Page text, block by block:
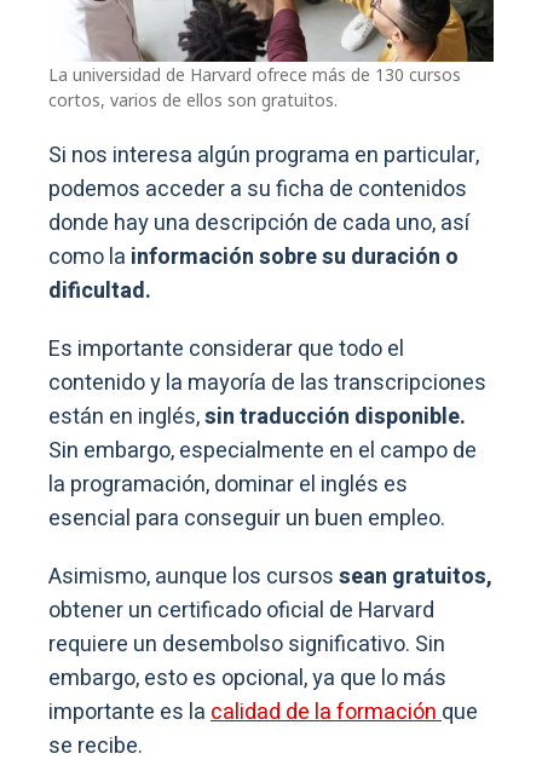
La universidad de Harvard ofrece más de 130 cursos
cortos, varios de ellos son gratuitos.
Si nos interesa algún programa en particular,
podemos acceder a su ficha de contenidos
donde hay una descripción de cada uno, así
como la información sobre su duración o
dificultad.
Es importante considerar que todo el
contenido y la mayoría de las transcripciones
están en inglés,sin traducción disponible.
Sin embargo, especialmente en el campo de
la programación, dominar el inglés es
esencial para conseguir un buen empleo.
Asimismo, aunque los cursossean gratuitos,
obtener un certificado oficial de Harvard
requiere un desembolso significativo. Sin
embargo, esto es opcional, ya que lo más
importante es lacalidad de la formaciónque
se recibe.